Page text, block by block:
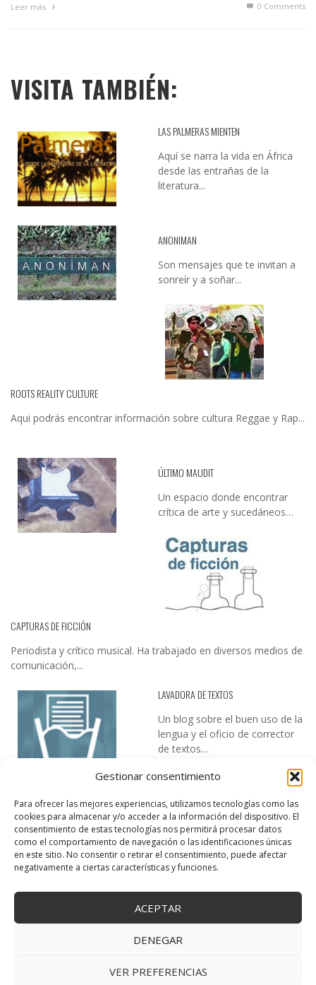
Gestionar consentimiento
Para ofrecer las mejores experiencias, utilizamos tecnologías como las
cookies para almacenar y/o acceder a la información del dispositivo. El
consentimiento de estas tecnologías nos permitirá procesar datos
como el comportamiento de navegación o las identificaciones únicas
en este sitio. No consentir o retirar el consentimiento, puede afectar
negativamente a ciertas características y funciones.
ACEPTAR
DENEGAR
VER PREFERENCIAS
Leer más 0 Comments
VISITA TAMBIÉN:
LAS PALMERAS MIENTEN
Aquí se narra la vida en África
desde las entrañas de la
literatura...
ANONIMAN
Son mensajes que te invitan a
sonreír y a soñar...
ROOTS REALITY CULTURE
Aqui podrás encontrar información sobre cultura Reggae y Rap...
ÚLTIMO MAUDIT
Un espacio donde encontrar
crítica de arte y sucedáneos…
CAPTURAS DE FICCIÓN
Periodista y crítico musical. Ha trabajado en diversos medios de
comunicación,...
LAVADORA DE TEXTOS
Un blog sobre el buen uso de la
lengua y el oficio de corrector
de textos…
DESIREE MARTÍN